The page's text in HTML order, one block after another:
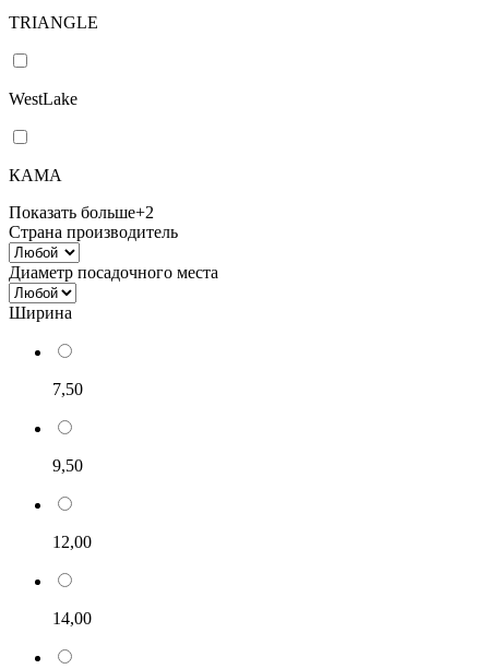
TRIANGLE
WestLake
КАМА
Показать больше+2
Страна производитель
Диаметр посадочного места
Ширина
7,50
9,50
12,00
14,00